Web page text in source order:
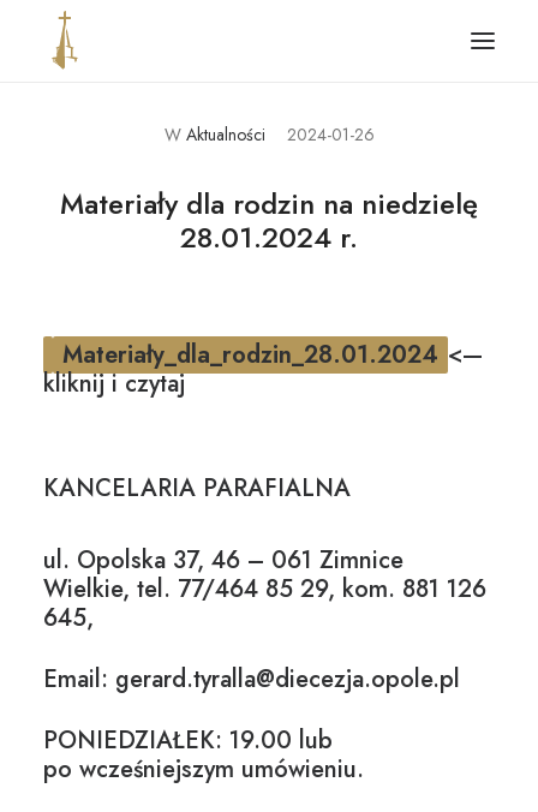
Główna
Aktualności
Parafia
Standardy ochrony dzieci
W Aktualności 2024-01-26
Materiały dla rodzin na niedzielę
28.01.2024 r.
Materiały_dla_rodzin_28.01.2024 <—
kliknij i czytaj
KANCELARIA PARAFIALNA
ul. Opolska 37, 46 – 061 Zimnice
Wielkie, tel. 77/464 85 29, kom. 881 126
645,
Email: gerard.tyralla@diecezja.opole.pl
PONIEDZIAŁEK: 19.00 lub
po wcześniejszym umówieniu.